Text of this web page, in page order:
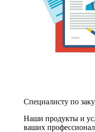
Специалисту по
Наши продукты и
ваших